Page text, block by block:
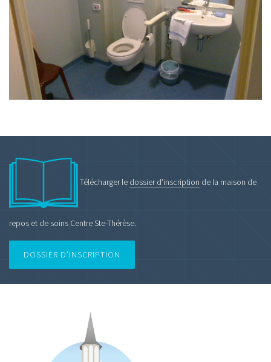
Télécharger le dossier d'inscription de la maison de
repos et de soins Centre Ste-Thérèse.
DOSSIER D'INSCRIPTION